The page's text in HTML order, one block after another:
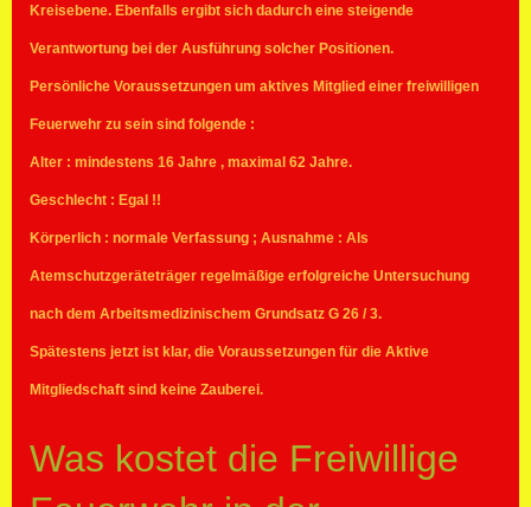
Kreisebene. Ebenfalls ergibt sich dadurch eine steigende
Verantwortung bei der Ausführung solcher Positionen.
Persönliche Voraussetzungen um aktives Mitglied einer freiwilligen
Feuerwehr zu sein sind folgende :
Alter : mindestens 16 Jahre , maximal 62 Jahre.
Geschlecht : Egal !!
Körperlich : normale Verfassung ; Ausnahme : Als
Atemschutzgeräteträger regelmäßige erfolgreiche Untersuchung
nach dem Arbeitsmedizinischem Grundsatz G 26 / 3.
Spätestens jetzt ist klar, die Voraussetzungen für die Aktive
Mitgliedschaft sind keine Zauberei.
Was kostet die Freiwillige